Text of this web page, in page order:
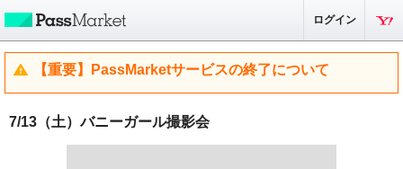
ログイン
【重要】PassMarketサービスの終了について
7/13（土）バニーガール撮影会